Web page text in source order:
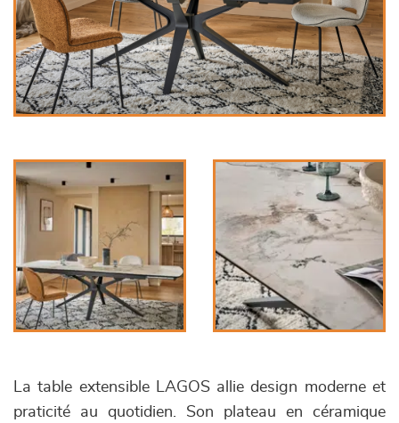
La table extensible LAGOS allie design moderne et
praticité au quotidien. Son plateau en céramique